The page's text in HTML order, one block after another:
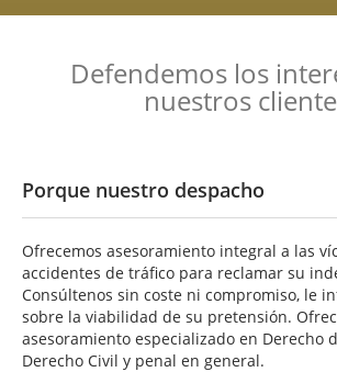
Defendemos los
nuestros
Porque nuestro despacho
Ofrecemos asesoramiento integral a las
accidentes de tráfico para reclamar su
Consúltenos sin coste ni compromiso, le
sobre la viabilidad de su pretensión.
asesoramiento especializado en Derecho
Derecho Civil y penal en general.